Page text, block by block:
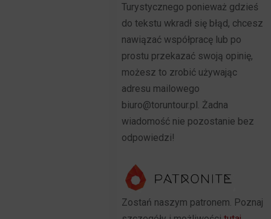
Turystycznego ponieważ gdzieś
do tekstu wkradł się błąd, chcesz
nawiązać współpracę lub po
prostu przekazać swoją opinię,
możesz to zrobić używając
adresu mailowego
biuro@toruntour.pl. Żadna
wiadomość nie pozostanie bez
odpowiedzi!
Zostań naszym patronem. Poznaj